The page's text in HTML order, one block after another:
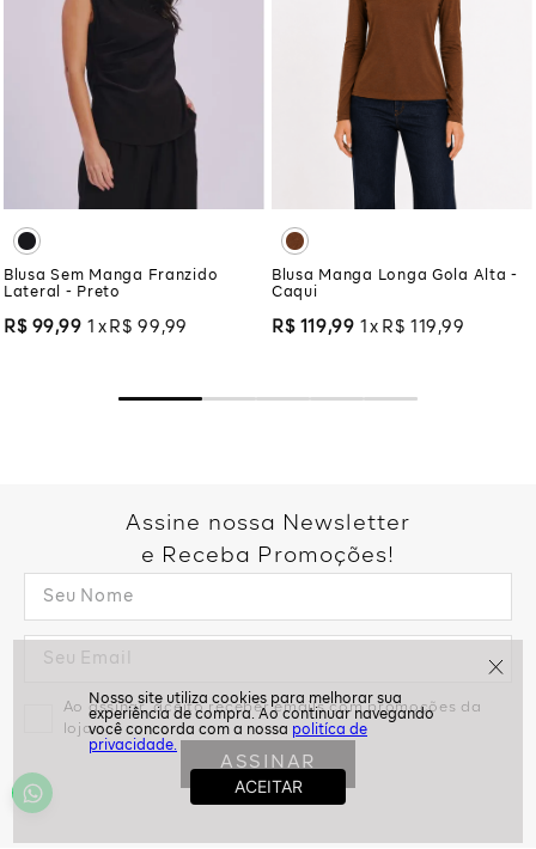
politíca de
privacidade.
Blusa Sem Manga Franzido
Lateral - Preto
R$ 99,99 1 R$ 99 ,99
Blusa Manga Longa Gola Alta -
Caqui
R$ 119,99 1 R$ 119 ,99
Assine nossa Newsletter
e Receba Promoções!
Ao assinar, aceito receber emails com promoções da
loja
ASSINAR